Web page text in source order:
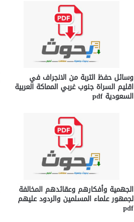
وسائل حفظ التربة من الانجراف في
اقليم السراة جنوب غربي المماكة العربية
السعودية pdf
الجهمية وأفكارهم وعقائدهم المخالفة
لجمهور علماء المسلمين والردود عليهم
pdf